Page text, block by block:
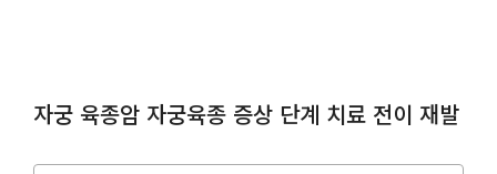
자궁 육종암 자궁육종 증상 단계 치료 전이 재발